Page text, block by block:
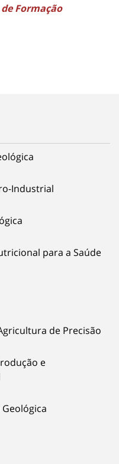
Formação
Industrial
para a Saúde
de Precisão
e